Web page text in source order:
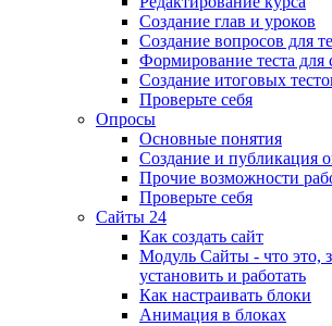
Создание глав и уроков
Создание вопросов для
Формирование теста для
Создание итоговых
Проверьте себя
Опросы
Основные понятия
Создание и публикация
Прочие возможности
Проверьте себя
Сайты 24
Как создать сайт
Модуль Сайты - что это,
установить и работать
Как настраивать блоки
Анимация в блоках